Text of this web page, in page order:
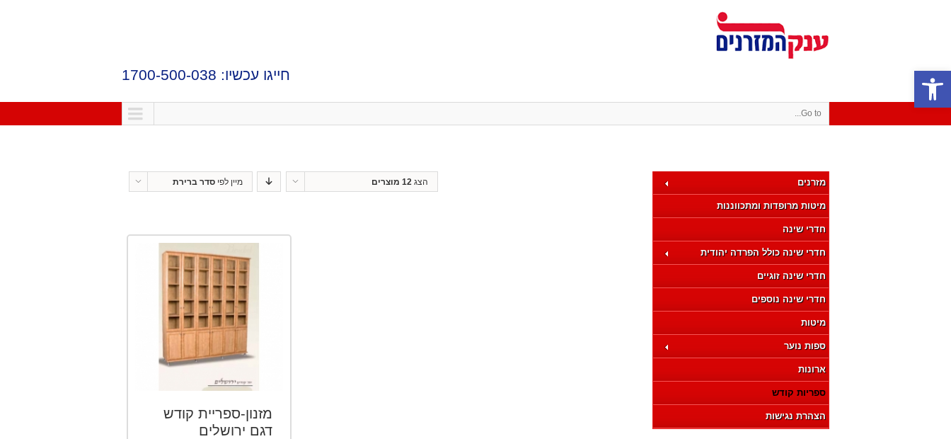
פתח סרגל נגישות חייגו עכשיו: 1700-500-038
Go to...
מיין לפי סדר ברירת הצג 12 מוצרים
מזנון-ספריית קודש
דגם ירושלים
מזרנים
מיטות מרופדות ומתכווננות
חדרי שינה
חדרי שינה כולל הפרדה יהודית
חדרי שינה זוגיים
חדרי שינה נוספים
מיטות
ספות נוער
ארונות
ספריות קודש
הצהרת נגישות